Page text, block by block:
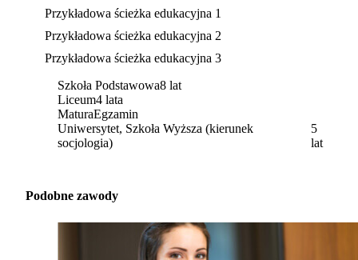
Przykładowa ścieżka edukacyjna 1
Przykładowa ścieżka edukacyjna 2
Przykładowa ścieżka edukacyjna 3
Szkoła Podstawowa8 lat
Liceum4 lata
MaturaEgzamin
Uniwersytet, Szkoła Wyższa (kierunek
socjologia)
5
lat
Podobne zawody